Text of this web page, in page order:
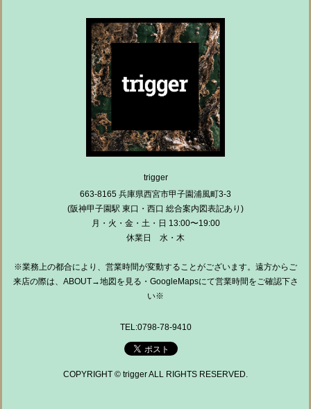
trigger
663-8165 兵庫県西宮市甲子園浦風町3-3
(阪神甲子園駅 東口・西口 総合案内図表記あり)
月・火・金・土・日 13:00〜19:00
休業日 水・木
※業務上の都合により、営業時間が変動することがございます。遠方からご
来店の際は、ABOUT→地図を見る・GoogleMapsにて営業時間をご確認下さ
い※
TEL:0798-78-9410
COPYRIGHT © trigger ALL RIGHTS RESERVED.